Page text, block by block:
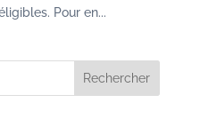
Pour en...